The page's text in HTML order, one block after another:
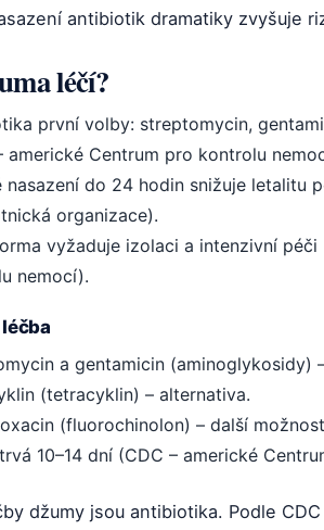
antibiotik dramatiky zvyšuje
léčí?
první volby: streptomycin,
americké Centrum pro kontrolu
nasazení do 24 hodin snižuje letalitu
organizace).
vyžaduje izolaci a intenzivní
nemocí).
a gentamicin (aminoglykosidy)
(tetracyklin) – alternativa.
(fluorochinolon) – další
10–14 dní (CDC – americké
džumy jsou antibiotika. Podle